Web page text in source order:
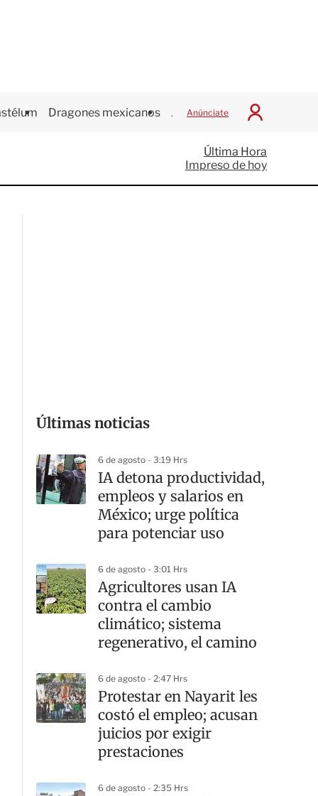
Dragones mexicanos Juegos Centroamericanos
Anúnciate
I
c
i
a
Última Hora
Impreso de hoy
Últimas noticias
6 de agosto - 3:19 Hrs
IA detona productividad,
empleos y salarios en
México; urge política
para potenciar uso
6 de agosto - 3:01 Hrs
Agricultores usan IA
contra el cambio
climático; sistema
regenerativo, el camino
6 de agosto - 2:47 Hrs
Protestar en Nayarit les
costó el empleo; acusan
juicios por exigir
prestaciones
6 de agosto - 2:35 Hrs